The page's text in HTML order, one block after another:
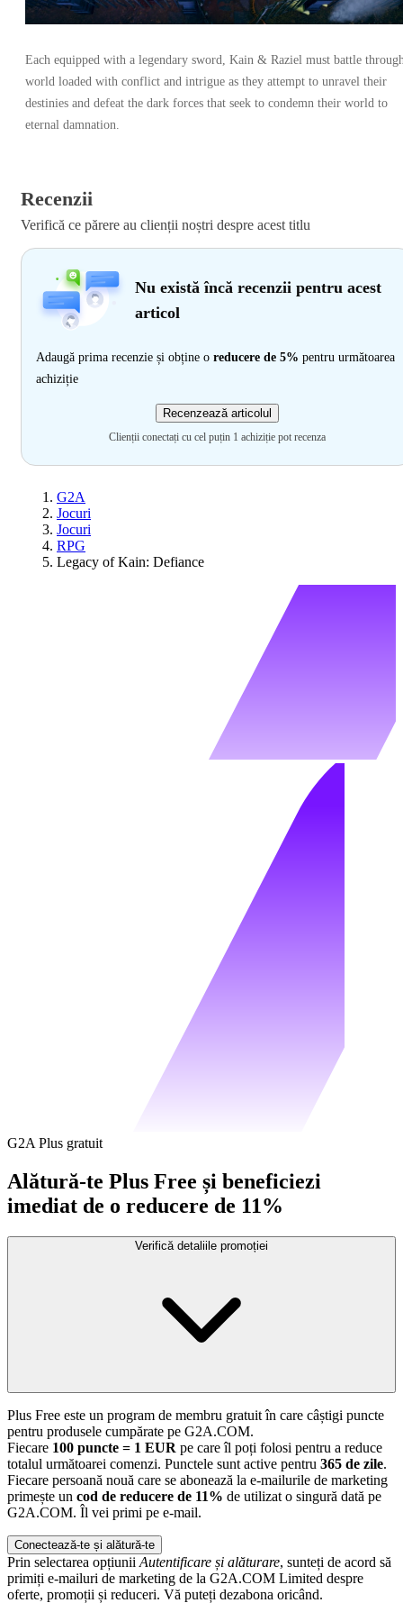
Each equipped with a legendary sword, Kain & Raziel must battle
world loaded with conflict and intrigue as they attempt to unravel their
destinies and defeat the dark forces that seek to condemn their world to
eternal damnation.
Recenzii
Verifică ce părere au clienții noștri despre acest titlu
Nu există încă recenzii pentru acest
articol
Adaugă prima recenzie și obține o reducere de 5% pentru următoarea
achiziție
Recenzează articolul
Clienții conectați cu cel puțin 1 achiziție pot recenza
G2A
Jocuri
Jocuri
RPG
Legacy of Kain: Defiance
G2A Plus gratuit
Alătură-te Plus Free și beneficiezi
imediat de o reducere de 11%
Verifică detaliile promoției
Plus Free este un program de membru gratuit în care câștigi puncte
pentru produsele cumpărate pe G2A.COM.
Fiecare 100 puncte = 1 EUR pe care îl poți folosi pentru a reduce
totalul următoarei comenzi. Punctele sunt active pentru 365 de zile.
Fiecare persoană nouă care se abonează la e-mailurile de marketing
primește un cod de reducere de 11% de utilizat o singură dată pe
G2A.COM. Îl vei primi pe e-mail.
Conectează-te și alătură-te
Prin selectarea opțiunii Autentificare și alăturare, sunteți de acord să
primiți e-mailuri de marketing de la G2A.COM Limited despre
oferte, promoții și reduceri. Vă puteți dezabona oricând.